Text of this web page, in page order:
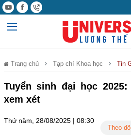
Trang chủ Tạp chí Khoa học Tin
Tuyển sinh đại học
xem xét
Thứ năm, 28/08/2025 | 08:30
Theo